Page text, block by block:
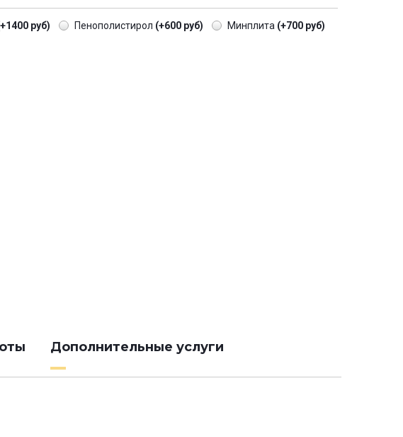
руб) Пенополистирол (+600 руб) Минплита (+700 руб)
Дополнительные услуги